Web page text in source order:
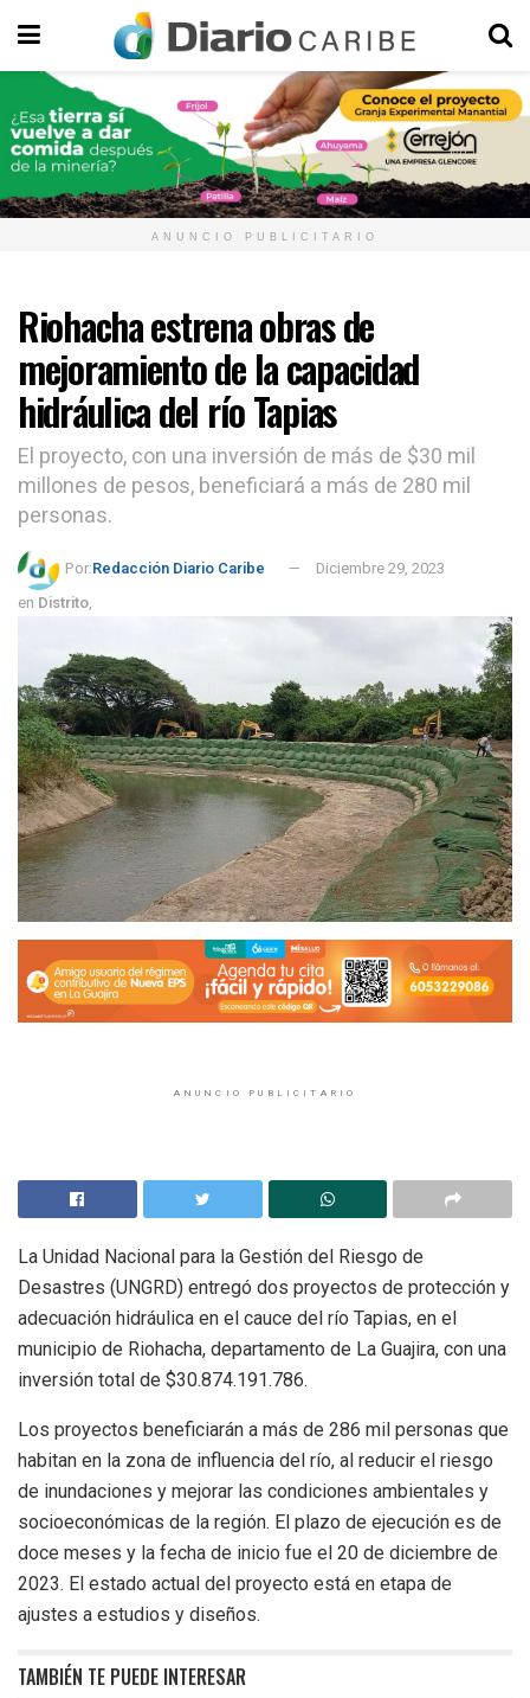
ANUNCIO PUBLICITARIO
Riohacha estrena obras de
mejoramiento de la capacidad
hidráulica del río Tapias
El proyecto, con una inversión de más de $30 mil
millones de pesos, beneficiará a más de 280 mil
personas.
Por:Redacción Diario Caribe
Diciembre 29, 2023
en Distrito,
ANUNCIO PUBLICITARIO
La Unidad Nacional para la Gestión del Riesgo de
Desastres (UNGRD) entregó dos proyectos de protección y
adecuación hidráulica en el cauce del río Tapias, en el
municipio de Riohacha, departamento de La Guajira, con una
inversión total de $30.874.191.786.
Los proyectos beneficiarán a más de 286 mil personas que
habitan en la zona de influencia del río, al reducir el riesgo
de inundaciones y mejorar las condiciones ambientales y
socioeconómicas de la región. El plazo de ejecución es de
doce meses y la fecha de inicio fue el 20 de diciembre de
2023. El estado actual del proyecto está en etapa de
ajustes a estudios y diseños.
TAMBIÉN TE PUEDE INTERESAR